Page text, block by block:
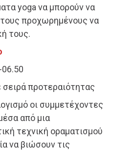
yoga να μπορούν να
προχωρημένους να
τους.
προτεραιότητας
οι συμμετέχοντες
από μια
τεχνική οραματισμού
να βιώσουν τις